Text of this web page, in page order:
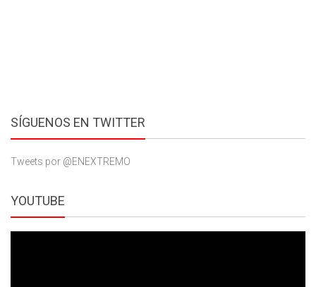
SÍGUENOS EN TWITTER
Tweets por @ENEXTREMO
YOUTUBE